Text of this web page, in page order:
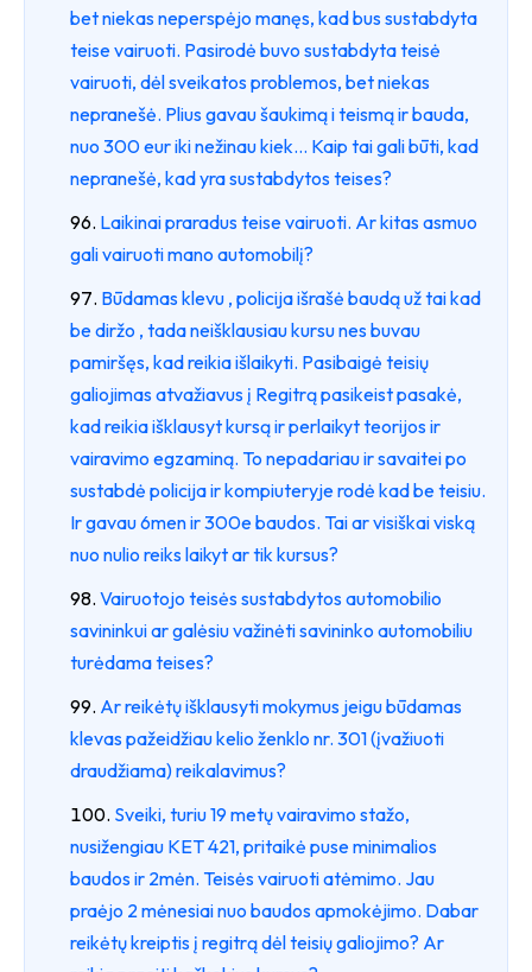
bet niekas neperspėjo manęs, kad bus sustabdyta
teise vairuoti. Pasirodė buvo sustabdyta teisė
vairuoti, dėl sveikatos problemos, bet niekas
nepranešė. Plius gavau šaukimą i teismą ir bauda,
nuo 300 eur iki nežinau kiek... Kaip tai gali būti, kad
nepranešė, kad yra sustabdytos teises?
Laikinai praradus teise vairuoti. Ar kitas asmuo
gali vairuoti mano automobilį?
Būdamas klevu , policija išrašė baudą už tai kad
be diržo , tada neišklausiau kursu nes buvau
pamiršęs, kad reikia išlaikyti. Pasibaigė teisių
galiojimas atvažiavus į Regitrą pasikeist pasakė,
kad reikia išklausyt kursą ir perlaikyt teorijos ir
vairavimo egzaminą. To nepadariau ir savaitei po
sustabdė policija ir kompiuteryje rodė kad be teisiu.
Ir gavau 6men ir 300e baudos. Tai ar visiškai viską
nuo nulio reiks laikyt ar tik kursus?
Vairuotojo teisės sustabdytos automobilio
savininkui ar galėsiu važinėti savininko automobiliu
turėdama teises?
Ar reikėtų išklausyti mokymus jeigu būdamas
klevas pažeidžiau kelio ženklo nr. 301 (įvažiuoti
draudžiama) reikalavimus?
Sveiki, turiu 19 metų vairavimo stažo,
nusižengiau KET 421, pritaikė puse minimalios
baudos ir 2mėn. Teisės vairuoti atėmimo. Jau
praėjo 2 mėnesiai nuo baudos apmokėjimo. Dabar
reikėtų kreiptis į regitrą dėl teisių galiojimo? Ar